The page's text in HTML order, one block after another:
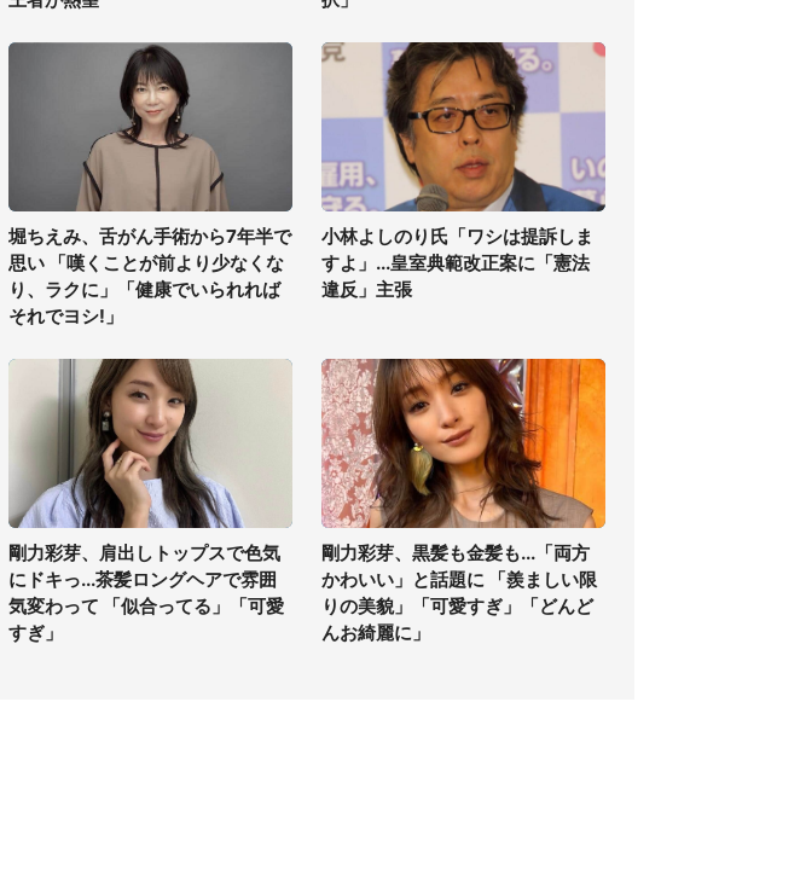
堀ちえみ、舌がん手術から7年半で
思い 「嘆くことが前より少なくな
り、ラクに」「健康でいられれば
それでヨシ!」
小林よしのり氏「ワシは提訴しま
すよ」...皇室典範改正案に「憲法
違反」主張
剛力彩芽、肩出しトップスで色気
にドキっ...茶髪ロングヘアで雰囲
気変わって 「似合ってる」「可愛
すぎ」
剛力彩芽、黒髪も金髪も...「両方
かわいい」と話題に 「羨ましい限
りの美貌」「可愛すぎ」「どんど
んお綺麗に」